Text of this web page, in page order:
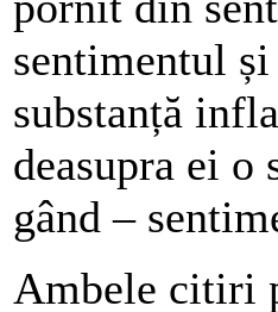
sentimentul
substanță
deasupra ei
gând –
Ambele citiri